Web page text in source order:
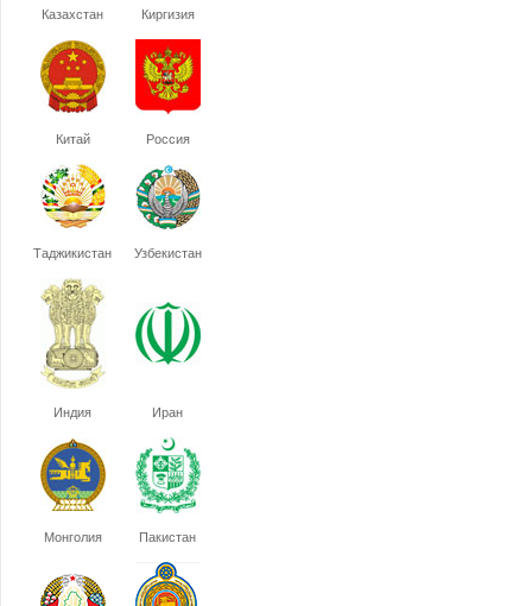
Казахстан Киргизия
Китай Россия
Таджикистан Узбекистан
Индия Иран
Монголия Пакистан